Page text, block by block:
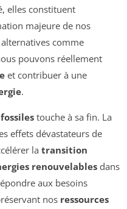
elles constituent
majeure de nos
comme
pouvons réellement
et contribuer à une
.
touche à sa fin. La
effets dévastateurs de
la transition
renouvelables dans
aux besoins
nos ressources